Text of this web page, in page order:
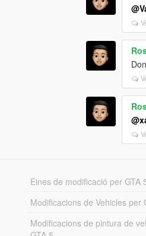
Eines de modificació per GTA
Modificacions de Vehicles per
Modificacions de pintura de